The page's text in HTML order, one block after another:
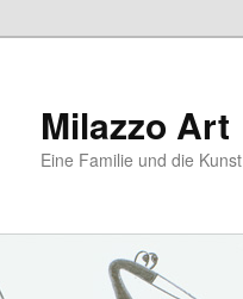
Milazzo Art
Eine Familie und die Kunst